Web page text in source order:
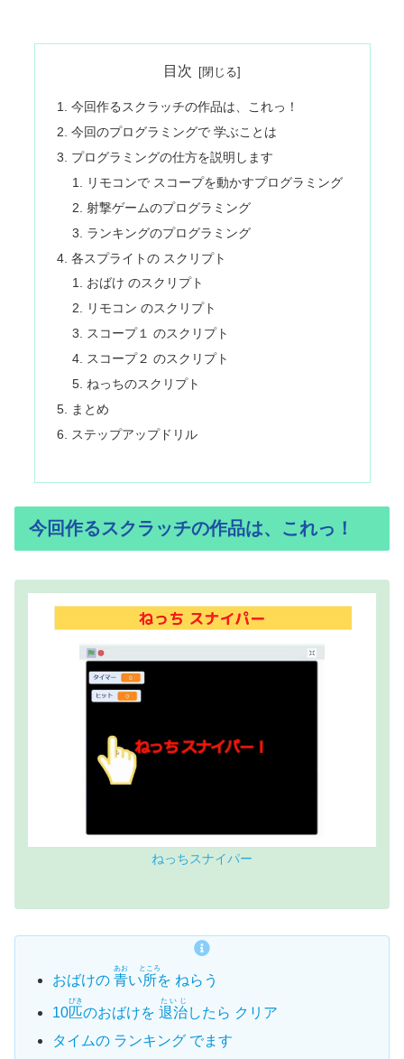
目次
今回作るスクラッチの作品は、これっ！
今回のプログラミングで 学ぶことは
プログラミングの仕方を説明します
リモコンで スコープを動かすプログラミング
射撃ゲームのプログラミング
ランキングのプログラミング
各スプライトの スクリプト
おばけ のスクリプト
リモコン のスクリプト
スコープ１ のスクリプト
スコープ２ のスクリプト
ねっちのスクリプト
まとめ
ステップアップドリル
今回作るスクラッチの作品は、これっ！
ねっちスナイパー
おばけの青
あお
い所
ところ
を ねらう
10匹
ぴき
のおばけを退治
たいじ
したら クリア
タイムの ランキング でます